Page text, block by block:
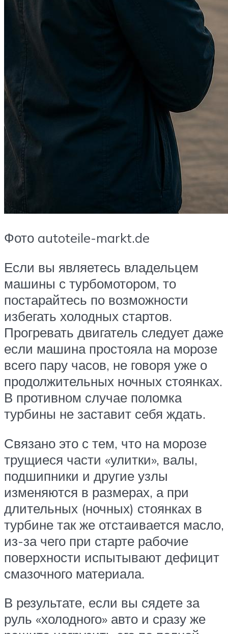
Фото autoteile-markt.de
Если вы являетесь владельцем
машины с турбомотором, то
постарайтесь по возможности
избегать холодных стартов.
Прогревать двигатель следует даже
если машина простояла на морозе
всего пару часов, не говоря уже о
продолжительных ночных стоянках.
В противном случае поломка
турбины не заставит себя ждать.
Связано это с тем, что на морозе
трущиеся части «улитки», валы,
подшипники и другие узлы
изменяются в размерах, а при
длительных (ночных) стоянках в
турбине так же отстаивается масло,
из-за чего при старте рабочие
поверхности испытывают дефицит
смазочного материала.
В результате, если вы сядете за
руль «холодного» авто и сразу же